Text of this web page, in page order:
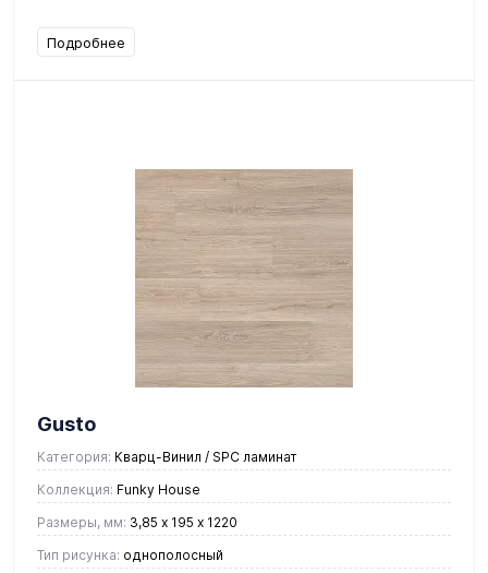
Подробнее
Gusto
Категория: Кварц-Винил / SPC ламинат
Коллекция: Funky House
Размеры, мм: 3,85 х 195 х 1220
Тип рисунка: однополосный